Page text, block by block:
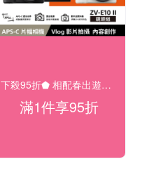
下殺95折⬟ 相配春出遊大促
滿1件享95折